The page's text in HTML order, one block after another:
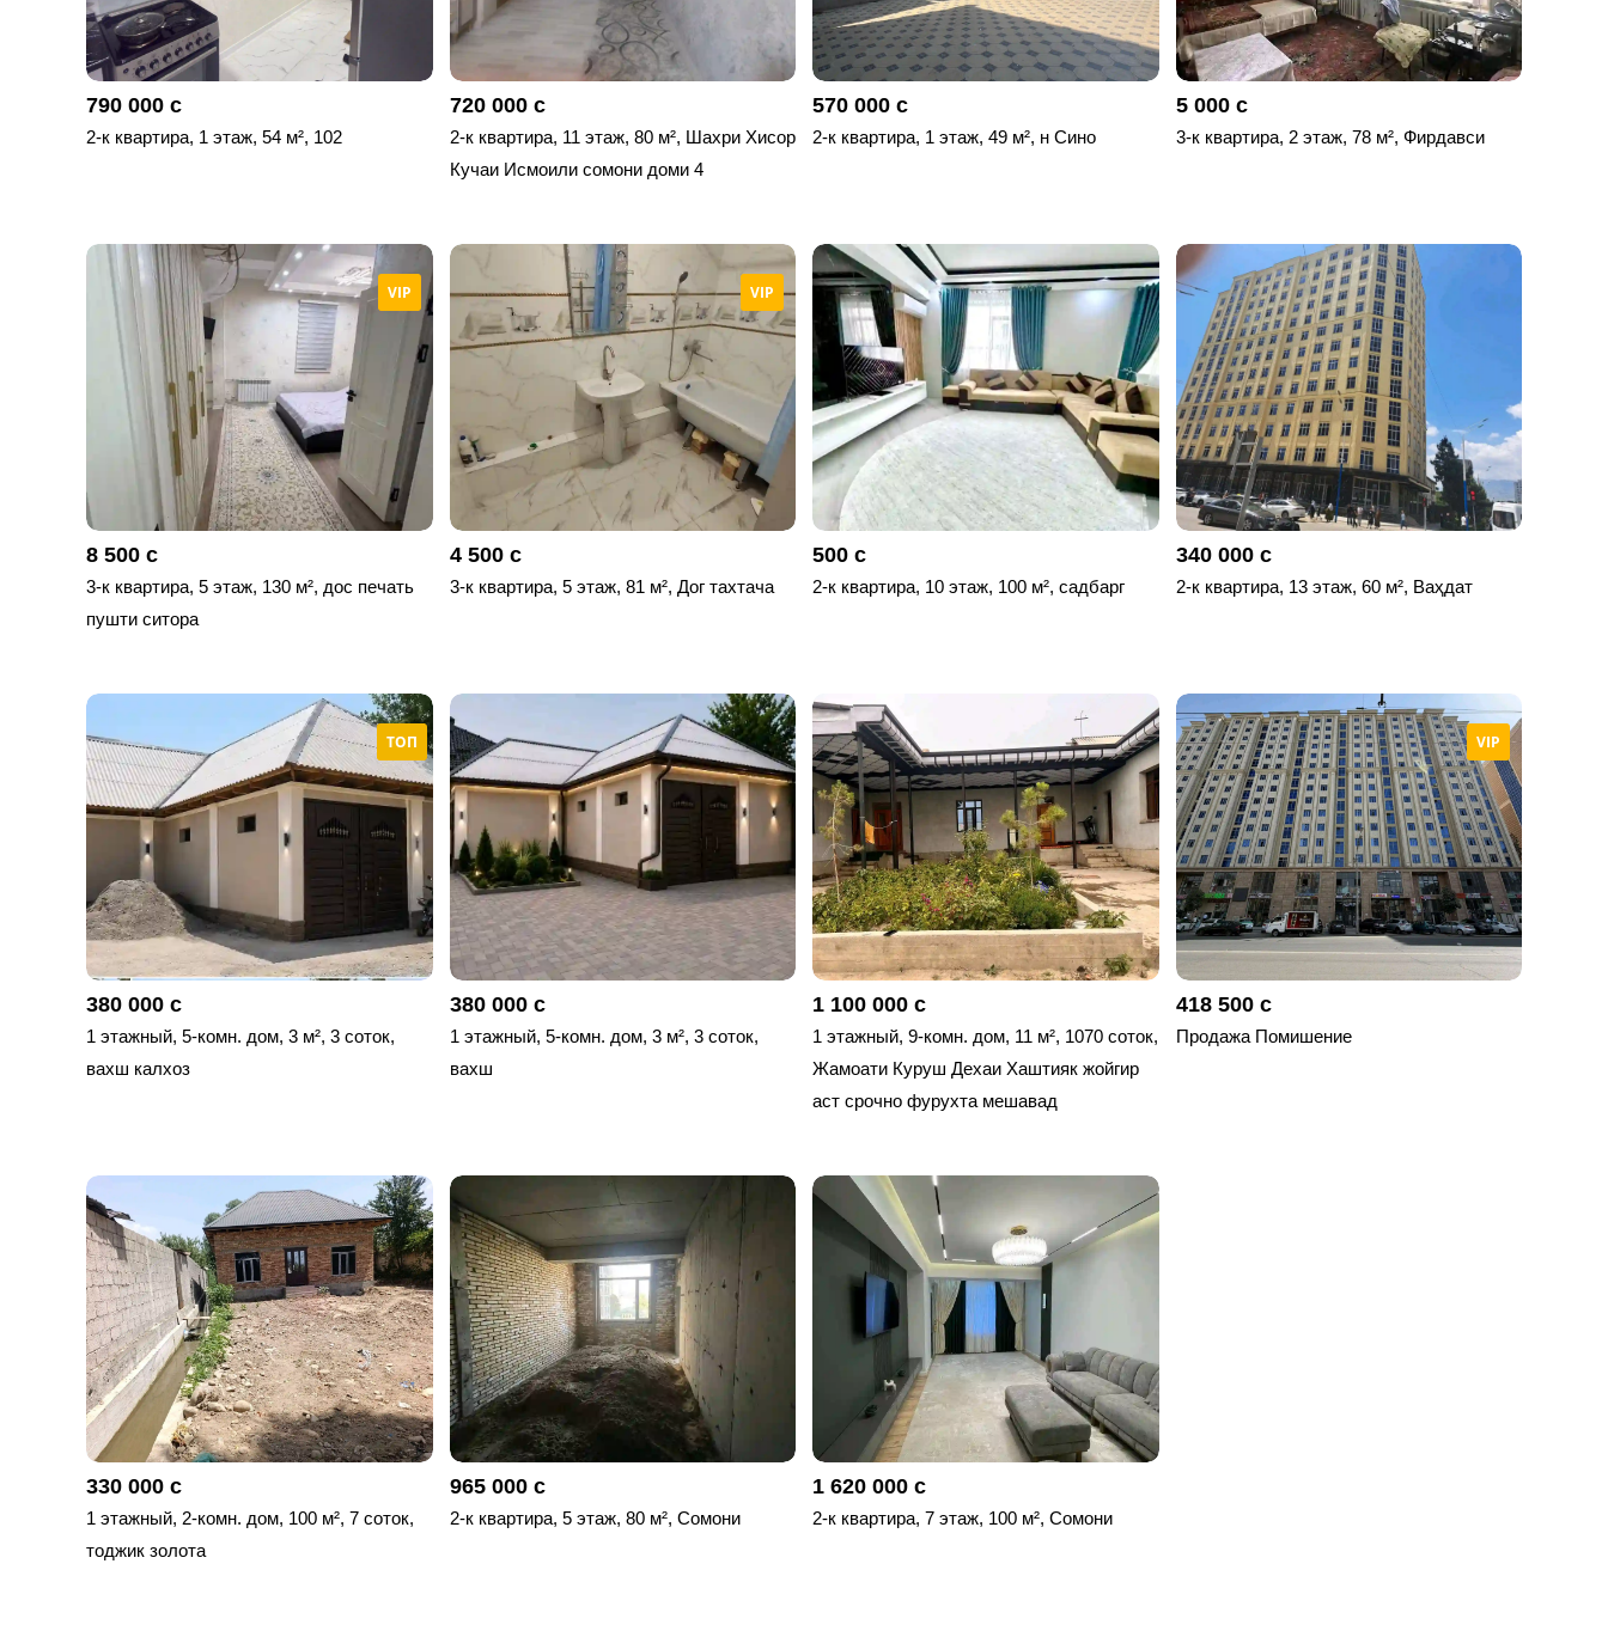
790 000 с
2-к квартира, 1 этаж, 54 м², 102
720 000 с
2-к квартира, 11 этаж, 80 м², Шахри Хисор
Кучаи Исмоили сомони доми 4
570 000 с
2-к квартира, 1 этаж, 49 м², н Сино
5 000 с
3-к квартира, 2 этаж, 78 м², Фирдавси
VIP
8 500 с
3-к квартира, 5 этаж, 130 м², дос печать
пушти ситора
VIP
4 500 с
3-к квартира, 5 этаж, 81 м², Дог тахтача
500 с
2-к квартира, 10 этаж, 100 м², садбарг
340 000 с
2-к квартира, 13 этаж, 60 м², Ваҳдат
ТОП
380 000 с
1 этажный, 5-комн. дом, 3 м², 3 соток,
вахш калхоз
380 000 с
1 этажный, 5-комн. дом, 3 м², 3 соток,
вахш
1 100 000 с
1 этажный, 9-комн. дом, 11 м², 1070 соток,
Жамоати Куруш Дехаи Хаштияк жойгир
аст срочно фурухта мешавад
VIP
418 500 с
Продажа Помишение
330 000 с
1 этажный, 2-комн. дом, 100 м², 7 соток,
тоджик золота
965 000 с
2-к квартира, 5 этаж, 80 м², Сомони
1 620 000 с
2-к квартира, 7 этаж, 100 м², Сомони